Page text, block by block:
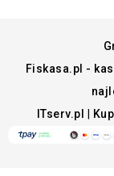
Fiskasa.pl -
ITserv.pl |